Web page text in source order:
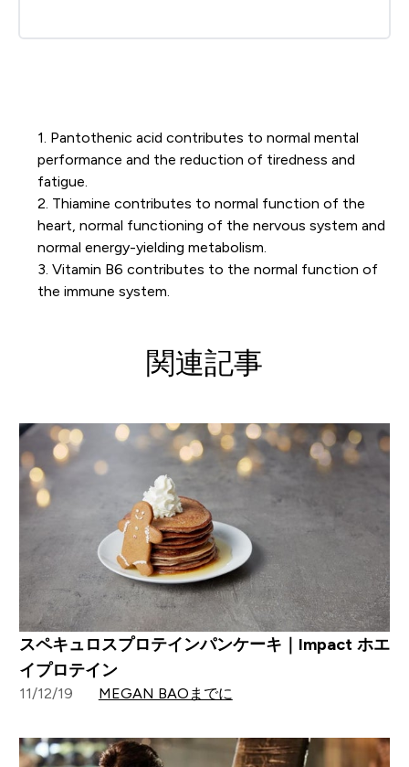
1. Pantothenic acid contributes to normal mental
performance and the reduction of tiredness and
fatigue.
2. Thiamine contributes to normal function of the
heart, normal functioning of the nervous system and
normal energy-yielding metabolism.
3. Vitamin B6 contributes to the normal function of
the immune system.
関連記事
スペキュロスプロテインパンケーキ｜Impact ホエ
イプロテイン
11/12/19 MEGAN BAOまでに